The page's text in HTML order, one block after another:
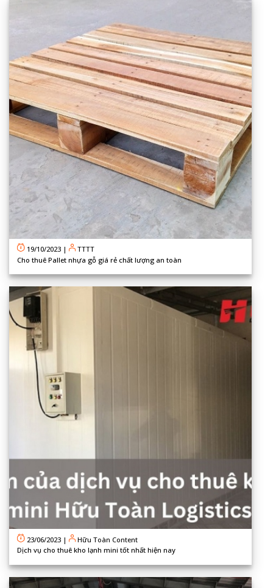
19/10/2023 |
TTTT
Cho thuê Pallet nhựa gỗ giá rẻ chất lượng an toàn
23/06/2023 |
Hữu Toàn Content
Dịch vụ cho thuê kho lạnh mini tốt nhất hiện nay